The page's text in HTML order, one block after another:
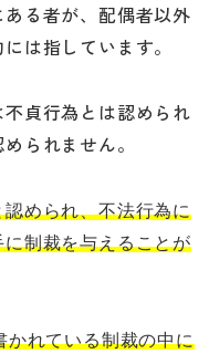
る者が、配偶者以外
は指しています。
貞行為とは認められ
られません。
められ、不法行為に
制裁を与えることが
かれている制裁の中に